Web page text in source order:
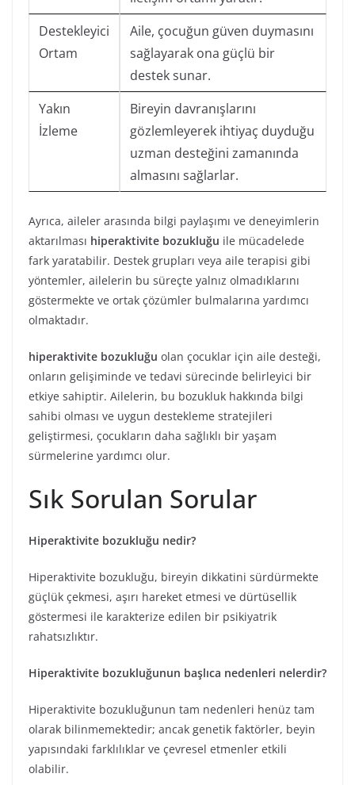
Destekleyici
Ortam
Aile, çocuğun güven duymasını
sağlayarak ona güçlü bir
destek sunar.
Yakın
İzleme
Bireyin davranışlarını
gözlemleyerek ihtiyaç duyduğu
uzman desteğini zamanında
almasını sağlarlar.
Ayrıca, aileler arasında bilgi paylaşımı ve deneyimlerin
aktarılması hiperaktivite bozukluğu ile mücadelede
fark yaratabilir. Destek grupları veya aile terapisi gibi
yöntemler, ailelerin bu süreçte yalnız olmadıklarını
göstermekte ve ortak çözümler bulmalarına yardımcı
olmaktadır.
hiperaktivite bozukluğu olan çocuklar için aile desteği,
onların gelişiminde ve tedavi sürecinde belirleyici bir
etkiye sahiptir. Ailelerin, bu bozukluk hakkında bilgi
sahibi olması ve uygun destekleme stratejileri
geliştirmesi, çocukların daha sağlıklı bir yaşam
sürmelerine yardımcı olur.
Sık Sorulan Sorular
Hiperaktivite bozukluğu nedir?
Hiperaktivite bozukluğu, bireyin dikkatini sürdürmekte
güçlük çekmesi, aşırı hareket etmesi ve dürtüsellik
göstermesi ile karakterize edilen bir psikiyatrik
rahatsızlıktır.
Hiperaktivite bozukluğunun başlıca nedenleri nelerdir?
Hiperaktivite bozukluğunun tam nedenleri henüz tam
olarak bilinmemektedir; ancak genetik faktörler, beyin
yapısındaki farklılıklar ve çevresel etmenler etkili
olabilir.